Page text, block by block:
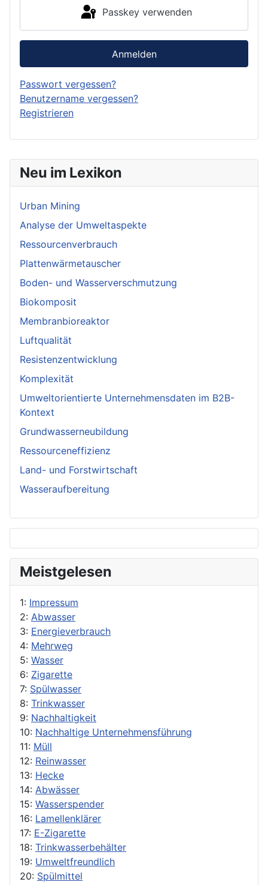
Neu im Lexikon
Urban Mining
Analyse der Umweltaspekte
Ressourcenverbrauch
Plattenwärmetauscher
Boden- und Wasserverschmutzung
Biokomposit
Membranbioreaktor
Luftqualität
Resistenzentwicklung
Komplexität
Umweltorientierte Unternehmensdaten im B2B-
Kontext
Grundwasserneubildung
Ressourceneffizienz
Land- und Forstwirtschaft
Wasseraufbereitung
Meistgelesen
1: Impressum
2: Abwasser
3: Energieverbrauch
4: Mehrweg
5: Wasser
6: Zigarette
7: Spülwasser
8: Trinkwasser
9: Nachhaltigkeit
10: Nachhaltige Unternehmensführung
11: Müll
12: Reinwasser
13: Hecke
14: Abwässer
15: Wasserspender
16: Lamellenklärer
17: E-Zigarette
18: Trinkwasserbehälter
19: Umweltfreundlich
20: Spülmittel
Passkey verwenden
Anmelden
Passwort vergessen?
Benutzername vergessen?
Registrieren